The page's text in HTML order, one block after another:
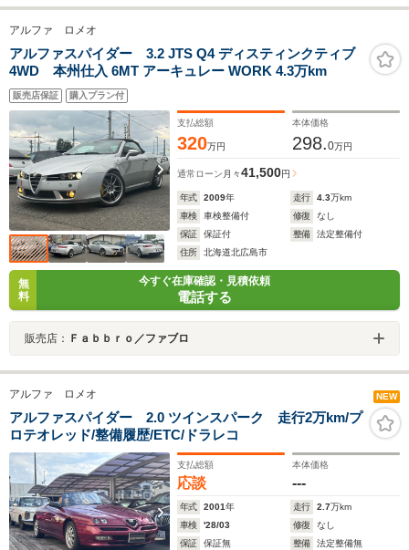
アルファ ロメオ
アルファスパイダー 3.2 JTS Q4 ディスティンクティブ
4WD 本州仕入 6MT アーキュレー WORK 4.3万km
販売店保証 購入プラン付
支払総額
320万円
本体価格
298.0万円
通常ローン 月々41,500円
年式 2009年 走行 4.3万km
車検
車検整備付 修復
なし
保証
保証付 整備
法定整備付
住所
北海道北広島市
無
料
今すぐ在庫確認・見積依頼
電話する
販売店： Ｆａｂｂｒｏ／ファブロ
アルファ ロメオ NEW
アルファスパイダー 2.0 ツインスパーク 走行2万km/プ
ロテオレッド/整備履歴/ETC/ドラレコ
支払総額
応談
本体価格
---
年式 2001年 走行 2.7万km
車検
'28/03 修復
なし
保証
保証無 整備
法定整備無